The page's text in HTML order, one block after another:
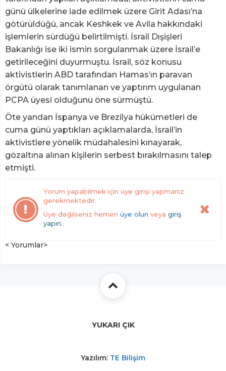
günü ülkelerine iade edilmek üzere Girit Adası’na
götürüldüğü, ancak Keshkek ve Avila hakkındaki
işlemlerin sürdüğü belirtilmişti. İsrail Dışişleri
Bakanlığı ise iki ismin sorgulanmak üzere İsrail’e
getirileceğini duyurmuştu. İsrail, söz konusu
aktivistlerin ABD tarafından Hamas’ın paravan
örgütü olarak tanımlanan ve yaptırım uygulanan
PCPA üyesi olduğunu öne sürmüştü.
Öte yandan İspanya ve Brezilya hükümetleri de
cuma günü yaptıkları açıklamalarda, İsrail’in
aktivistlere yönelik müdahalesini kınayarak,
gözaltına alınan kişilerin serbest bırakılmasını talep
etmişti.
Yorum yapabilmek için üye girişi yapmanız
gerekmektedir.
Üye değilseniz hemen üye olun veya giriş
yapın..
< Yorumlar>
YUKARI ÇIK
Yazılım: TE Bilişim